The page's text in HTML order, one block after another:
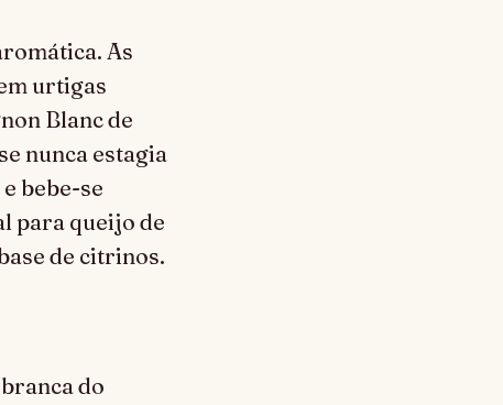
As
urtigas
Blanc de
nunca estagia
bebe-se
para queijo de
de citrinos.
do